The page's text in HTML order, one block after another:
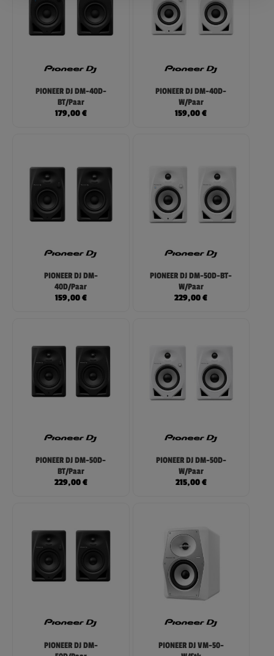
PIONEER DJ DM-40D-
BT/Paar
179,00€
PIONEER DJ DM-40D-
W/Paar
159,00€
PIONEER DJ DM-
40D/Paar
159,00€
PIONEER DJ DM-50D-BT-
W/Paar
229,00€
PIONEER DJ DM-50D-
BT/Paar
229,00€
PIONEER DJ DM-50D-
W/Paar
215,00€
PIONEER DJ DM-
PIONEER DJ VM-50-